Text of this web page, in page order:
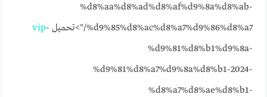
%d8%aa%d8%ad%d8%af%d9%8a%d8%ab-
%d9%85%d8%ac%d8%a7%d9%86%d8%a7/">تحميل
vip-
%d9%81%d8%b1%d9%8a-
%d9%81%d8%a7%d9%8a%d8%b1-2024-
%d8%a7%d8%ae%d8%b1-